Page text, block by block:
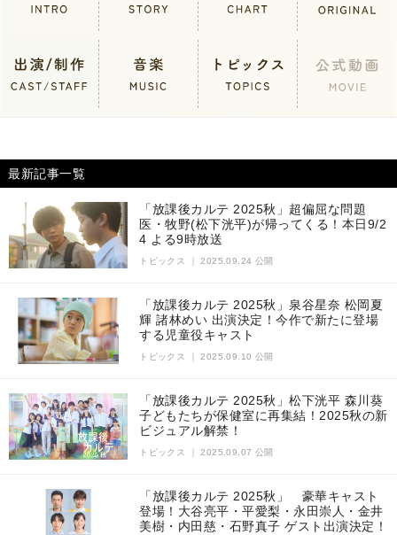
最新記事一覧
「放課後カルテ 2025秋」超偏屈な問題
医・牧野(松下洸平)が帰ってくる！本日9/2
4 よる9時放送
トピックス 2025.09.24 公開
「放課後カルテ 2025秋」泉谷星奈 松岡夏
輝 諸林めい 出演決定！今作で新たに登場
する児童役キャスト
トピックス 2025.09.10 公開
「放課後カルテ 2025秋」松下洸平 森川葵
子どもたちが保健室に再集結！2025秋の新
ビジュアル解禁！
トピックス 2025.09.07 公開
「放課後カルテ 2025秋」 豪華キャスト
登場！大谷亮平・平愛梨・永田崇人・金井
美樹・内田慈・石野真子 ゲスト出演決定！